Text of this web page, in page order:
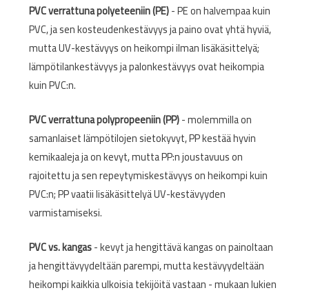
PVC verrattuna polyeteeniin (PE)- PE on halvempaa kuin
PVC, ja sen kosteudenkestävyys ja paino ovat yhtä hyviä,
mutta UV-kestävyys on heikompi ilman lisäkäsittelyä;
lämpötilankestävyys ja palonkestävyys ovat heikompia
kuin PVC:n.
PVC verrattuna polypropeeniin (PP)- molemmilla on
samanlaiset lämpötilojen sietokyvyt, PP kestää hyvin
kemikaaleja ja on kevyt, mutta PP:n joustavuus on
rajoitettu ja sen repeytymiskestävyys on heikompi kuin
PVC:n; PP vaatii lisäkäsittelyä UV-kestävyyden
varmistamiseksi.
PVC vs. kangas- kevyt ja hengittävä kangas on painoltaan
ja hengittävyydeltään parempi, mutta kestävyydeltään
heikompi kaikkia ulkoisia tekijöitä vastaan - mukaan lukien